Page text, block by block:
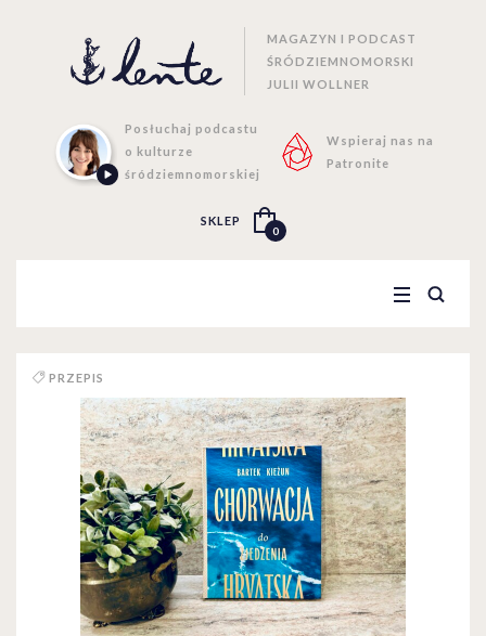
MAGAZYN I PODCAST
ŚRÓDZIEMNOMORSKI
JULII WOLLNER
Posłuchaj podcastu
o kulturze
śródziemnomorskiej
Wspieraj nas na
Patronite
SKLEP
0
PRZEPIS